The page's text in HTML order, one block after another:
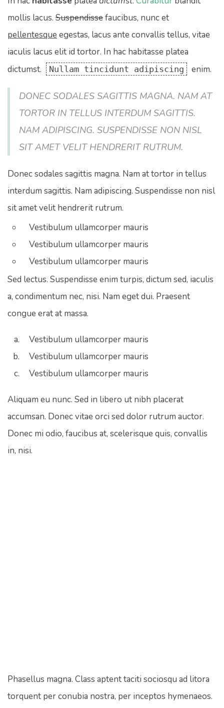
mollis lacus. Suspendissefaucibus, nunc et
pellentesque egestas, lacus ante convallis tellus, vitae
iaculis lacus elit id tortor. In hac habitasse platea
dictumst.
Nullam tincidunt adipiscing enim.
DONEC SODALES SAGITTIS MAGNA. NAM AT
TORTOR IN TELLUS INTERDUM SAGITTIS.
NAM ADIPISCING. SUSPENDISSE NON NISL
SIT AMET VELIT HENDRERIT RUTRUM.
Donec sodales sagittis magna. Nam at tortor in tellus
interdum sagittis. Nam adipiscing. Suspendisse non nisl
sit amet velit hendrerit rutrum.
Vestibulum ullamcorper mauris
Vestibulum ullamcorper mauris
Vestibulum ullamcorper mauris
Sed lectus. Suspendisse enim turpis, dictum sed, iaculis
a, condimentum nec, nisi. Nam eget dui. Praesent
congue erat at massa.
Vestibulum ullamcorper mauris
Vestibulum ullamcorper mauris
Vestibulum ullamcorper mauris
Aliquam eu nunc. Sed in libero ut nibh placerat
accumsan. Donec vitae orci sed dolor rutrum auctor.
Donec mi odio, faucibus at, scelerisque quis, convallis
in, nisi.
Phasellus magna. Class aptent taciti sociosqu ad litora
torquent per conubia nostra, per inceptos hymenaeos.